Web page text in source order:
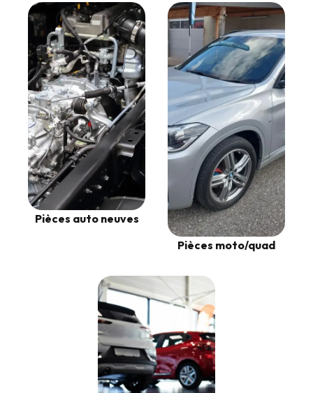
Pièces auto neuves
Pièces moto/quad